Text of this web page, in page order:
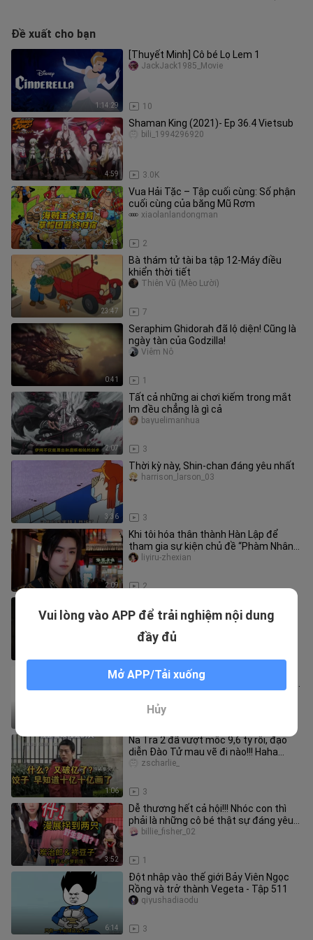
Đề xuất cho bạn
1:14:29
[Thuyết Minh] Cô bé Lọ Lem 1
10
JackJack1985_Movie
4:59
Shaman King (2021)- Ep 36.4 Vietsub
3.0K
bili_1994296920
2:43
Vua Hải Tặc – Tập cuối cùng: Số phận
cuối cùng của băng Mũ Rơm
2
xiaolanlandongman
23:47
Bà thám tử tài ba tập 12-Máy điều
khiển thời tiết
7
Thiên Vũ (Mèo Lười)
0:41
Seraphim Ghidorah đã lộ diện! Cũng là
ngày tàn của Godzilla!
1
Viêm Nô
2:07
Tất cả những ai chơi kiếm trong mắt
Im đều chẳng là gì cả
3
bayuelimanhua
3:36
Thời kỳ này, Shin‑chan đáng yêu nhất
3
harrison_larson_03
2:09
Khi tôi hóa thân thành Hàn Lập để
tham gia sự kiện chủ đề “Phàm Nhân”
tại Dự Viên 【Đại hội sáng tác
2
liyiru-zhexian
Hàn Lập lánh vào chốn hồng trần…
“Khi có phản diện thì anh ấy là phản
diện, khi không có phản diện thì anh ấy
1:06
Na Tra 2 đã vượt mốc 9,6 tỷ rồi, đạo
diễn Đào Tử mau vẽ đi nào!!! Haha…
3
zscharlie_
3:52
Dễ thương hết cả hội!!! Nhóc con thì
phải là những cô bé thật sự đáng yêu
mới được!
1
billie_fisher_02
6:14
Đột nhập vào thế giới Bảy Viên Ngọc
Rồng và trở thành Vegeta - Tập 511
3
qiyushadiaodu
Vui lòng vào APP để trải nghiệm nội dung
đầy đủ
Mở APP/Tải xuống
Hủy